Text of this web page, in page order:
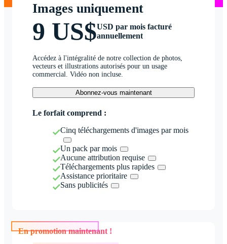
Images uniquement
9 US$USD par mois facturé
annuellement
Accédez à l'intégralité de notre collection de photos,
vecteurs et illustrations autorisés pour un usage
commercial. Vidéo non incluse.
Abonnez-vous maintenant
Le forfait comprend :
Cinq téléchargements d'images par mois
Un pack par mois
Aucune attribution requise
Téléchargements plus rapides
Assistance prioritaire
Sans publicités
En promotion maintenant !